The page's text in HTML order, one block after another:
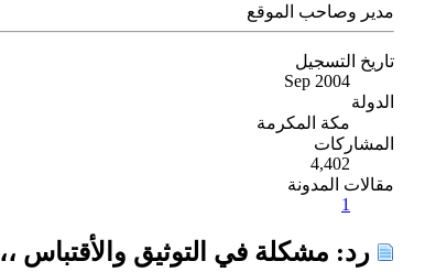
مدير وصاحب الموقع
تاريخ التسجيل
Sep 2004
الدولة
مكة المكرمة
المشاركات
4,402
مقالات المدونة
1
رد: مشكلة في التوثيق والأقتباس ،،